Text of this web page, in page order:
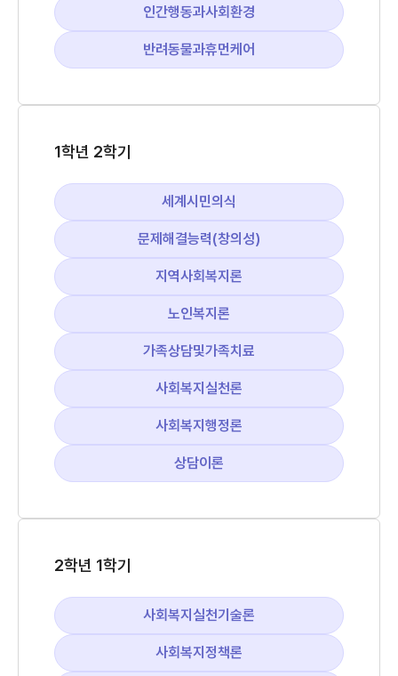
인간행동과사회환경
반려동물과휴먼케어
1학년 2학기
세계시민의식
문제해결능력(창의성)
지역사회복지론
노인복지론
가족상담및가족치료
사회복지실천론
사회복지행정론
상담이론
2학년 1학기
사회복지실천기술론
사회복지정책론